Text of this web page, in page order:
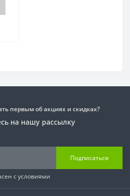
первым об акциях и скидках?
на нашу рассылку
Подписаться
с условиями